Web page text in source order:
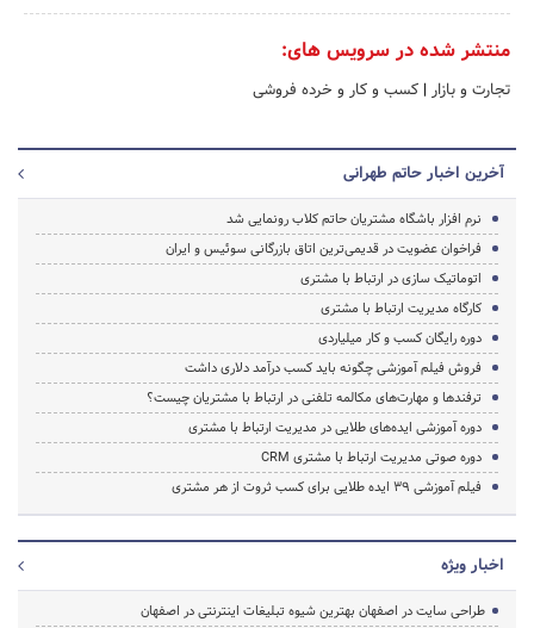
منتشر شده در سرویس های:
تجارت و بازار | کسب و کار و خرده فروشی
آخرین اخبار حاتم طهرانی
نرم افزار باشگاه مشتریان حاتم کلاب رونمایی شد
فراخوان عضویت در قدیمی‌ترین اتاق بازرگانی سوئیس و ایران
اتوماتیک سازی در ارتباط با مشتری
کارگاه مدیریت ارتباط با مشتری
دوره رایگان کسب و کار میلیاردی
فروش فیلم آموزشی چگونه باید کسب درآمد دلاری داشت
ترفندها و مهارت‌های مکالمه تلفنی در ارتباط با مشتریان چیست؟
دوره آموزشی ایده‌های طلایی در مدیریت ارتباط با مشتری
دوره صوتی مدیریت ارتباط با مشتری CRM
فیلم آموزشی 39 ایده طلایی برای کسب ثروت از هر مشتری
اخبار ویژه
طراحی سایت در اصفهان بهترین شیوه تبلیغات اینترنتی در اصفهان